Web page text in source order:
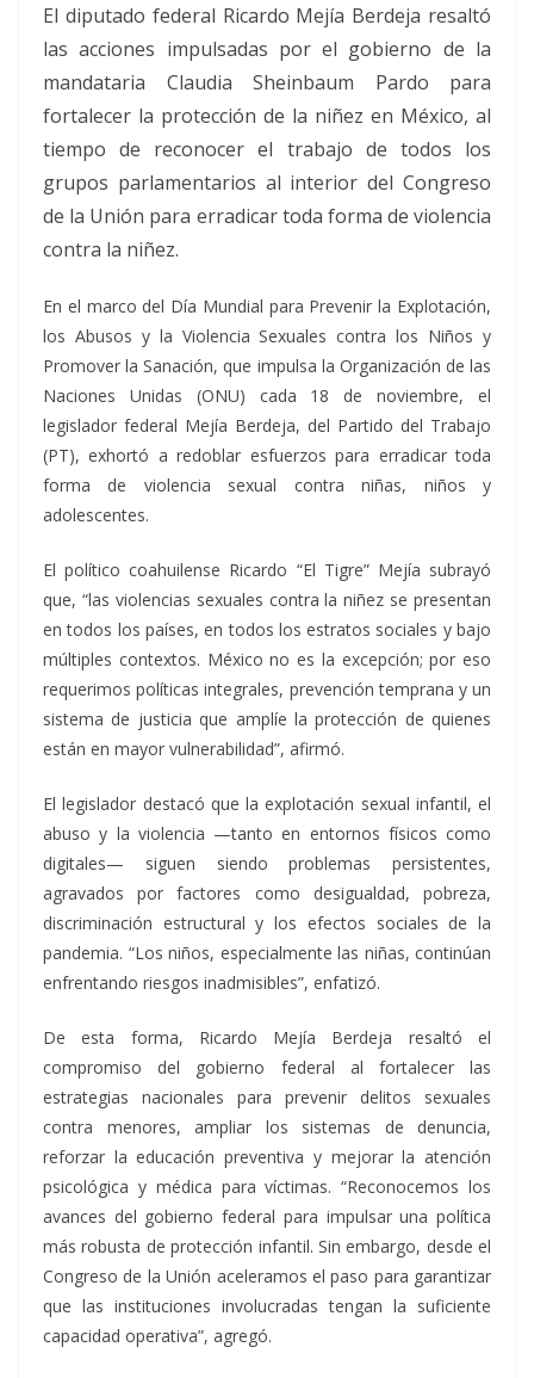
El diputado federal Ricardo Mejía Berdeja resaltó
las acciones impulsadas por el gobierno de la
mandataria Claudia Sheinbaum Pardo para
fortalecer la protección de la niñez en México, al
tiempo de reconocer el trabajo de todos los
grupos parlamentarios al interior del Congreso
de la Unión para erradicar toda forma de violencia
contra la niñez.
En el marco del Día Mundial para Prevenir la Explotación,
los Abusos y la Violencia Sexuales contra los Niños y
Promover la Sanación, que impulsa la Organización de las
Naciones Unidas (ONU) cada 18 de noviembre, el
legislador federal Mejía Berdeja, del Partido del Trabajo
(PT), exhortó a redoblar esfuerzos para erradicar toda
forma de violencia sexual contra niñas, niños y
adolescentes.
El político coahuilense Ricardo “El Tigre” Mejía subrayó
que, “las violencias sexuales contra la niñez se presentan
en todos los países, en todos los estratos sociales y bajo
múltiples contextos. México no es la excepción; por eso
requerimos políticas integrales, prevención temprana y un
sistema de justicia que amplíe la protección de quienes
están en mayor vulnerabilidad”, afirmó.
El legislador destacó que la explotación sexual infantil, el
abuso y la violencia —tanto en entornos físicos como
digitales— siguen siendo problemas persistentes,
agravados por factores como desigualdad, pobreza,
discriminación estructural y los efectos sociales de la
pandemia. “Los niños, especialmente las niñas, continúan
enfrentando riesgos inadmisibles”, enfatizó.
De esta forma, Ricardo Mejía Berdeja resaltó el
compromiso del gobierno federal al fortalecer las
estrategias nacionales para prevenir delitos sexuales
contra menores, ampliar los sistemas de denuncia,
reforzar la educación preventiva y mejorar la atención
psicológica y médica para víctimas. “Reconocemos los
avances del gobierno federal para impulsar una política
más robusta de protección infantil. Sin embargo, desde el
Congreso de la Unión aceleramos el paso para garantizar
que las instituciones involucradas tengan la suficiente
capacidad operativa”, agregó.